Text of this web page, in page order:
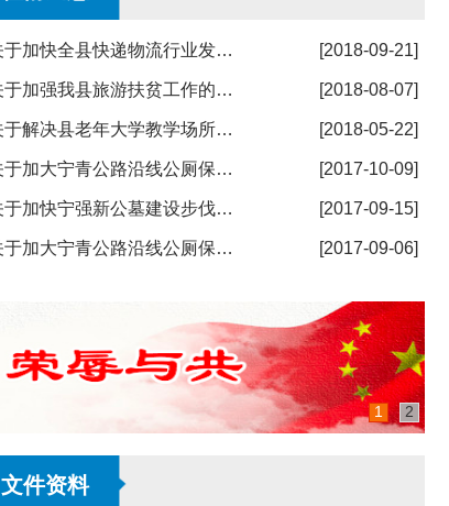
[2018-09-21]
关于加快全县快递物流行业发展的建议
[2018-08-07]
关于加强我县旅游扶贫工作的建议
[2018-05-22]
关于解决县老年大学教学场所等问题的建议
[2017-10-09]
关于加大宁青公路沿线公厕保洁力度的建议
[2017-09-15]
关于加快宁强新公墓建设步伐的建议
[2017-09-06]
关于加大宁青公路沿线公厕保洁力度的建议
1 2
文件资料